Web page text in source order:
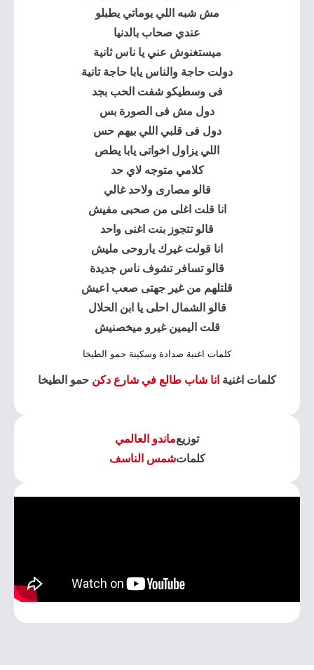
مش شبه اللي يوماتي يطبلو
عندي صحاب بالدنيا
ميستغنوش عني يا ناس ثانية
دولت حاجة والناس يابا حاجة تانية
فى وسطيكو شفت الحب بجد
دول مش فى الصورة بس
دول فى قلبي اللي بيهم حس
اللي يزاول اخواتى يابا يطص
كلامي متوجه لاي حد
قالو مصارى ولاحد غالي
انا قلت اغلى من صحبى مفيش
قالو تتجوز بنت اغنى واحد
انا قولت غيرك ياروحى مليش
قالو تسافر تشوف ناس جديدة
قلتلهم من غير جهتى صعب اعيش
قالو الشمال احلى يا ابن الحلال
قلت اليمين غيرو ميخصنيش
كلمات اغنية صدادة وسكينة حمو الطيخا
كلمات اغنية انا شاب طالع في شارع دكن حمو الطيخا
توزيعماندو العالمي
كلماتشمس الناسف